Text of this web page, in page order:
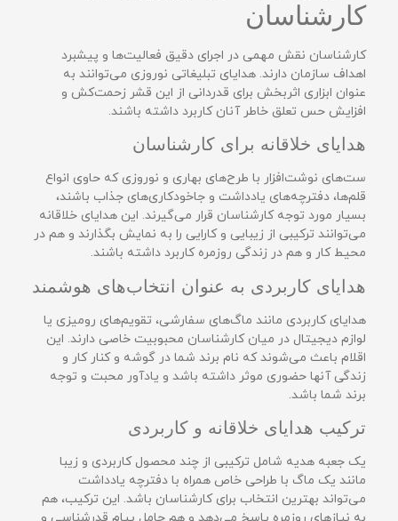
کارشناسان
کارشناسان نقش مهمی در اجرای دقیق فعالیت‌ها و پیشبرد
اهداف سازمان دارند. هدایای تبلیغاتی نوروزی می‌توانند به
عنوان ابزاری اثربخش برای قدردانی از این قشر زحمت‌کش و
افزایش حس تعلق خاطر آنان کاربرد داشته باشند.
هدایای خلاقانه برای کارشناسان
ست‌های نوشت‌افزار با طرح‌های بهاری و نوروزی که حاوی انواع
قلم‌ها، دفترچه‌های یادداشت و جاخودکاری‌های جذاب باشند،
بسیار مورد توجه کارشناسان قرار می‌گیرند. این هدایای خلاقانه
می‌توانند ترکیبی از زیبایی و کارایی را به نمایش بگذارند و هم در
محیط کار و هم در زندگی روزمره کاربرد داشته باشند.
هدایای کاربردی به عنوان انتخاب‌های هوشمند
هدایای کاربردی مانند ماگ‌های سفارشی، تقویم‌های رومیزی یا
لوازم دیجیتال در میان کارشناسان محبوبیت خاصی دارند. این
اقلام باعث می‌شوند که نام برند شما در گوشه‌ و کنار کار و
زندگی آنها حضوری موثر داشته باشد و یادآور محبت و توجه
برند شما باشد.
ترکیب هدایای خلاقانه و کاربردی
یک جعبه هدیه شامل ترکیبی از چند محصول کاربردی و زیبا
مانند یک ماگ با طراحی خاص همراه با دفترچه یادداشت
می‌تواند بهترین انتخاب برای کارشناسان باشد. این ترکیب، هم